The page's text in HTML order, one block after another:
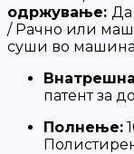
одржување: Да
/ Рачно или
суши во
патент за
Полнење: